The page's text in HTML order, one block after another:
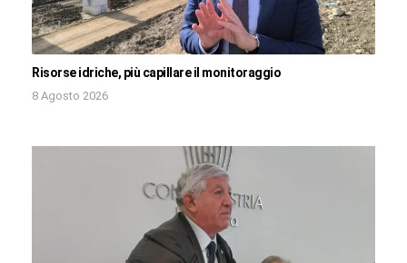
Risorse idriche, più capillare il monitoraggio
8 Agosto 2026